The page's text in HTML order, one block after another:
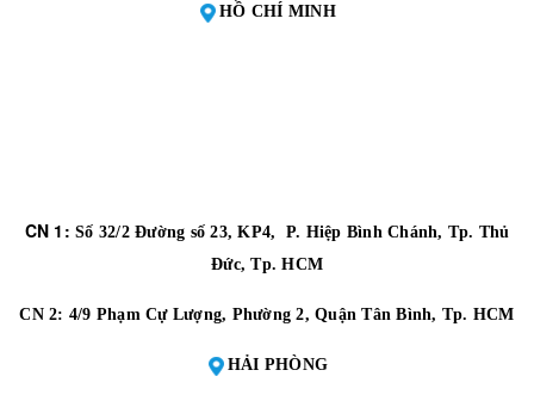
HỒ CHÍ MINH
CN 1: Số 32/2 Đường số 23, KP4, P. Hiệp Bình Chánh, Tp. Thủ
Đức, Tp. HCM
CN 2: 4/9 Phạm Cự Lượng, Phường 2, Quận Tân Bình, Tp. HCM
HẢI PHÒNG